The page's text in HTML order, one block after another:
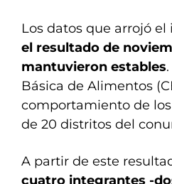
Los datos que arrojó
el resultado de
mantuvieron estables
Básica de Alimentos
comportamiento de
de 20 distritos del
A partir de este
cuatro integrantes -